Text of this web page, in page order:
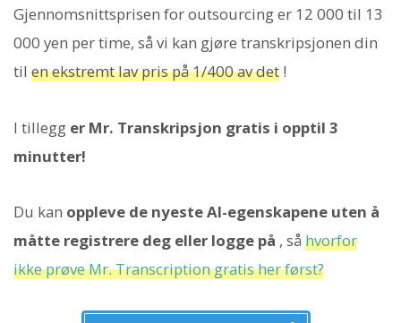
Gjennomsnittsprisen for outsourcing er 12 000 til 13
000 yen per time, så vi kan gjøre transkripsjonen din
til en ekstremt lav pris på 1/400 av det !
I tillegg er Mr. Transkripsjon gratis i opptil 3
minutter!
Du kan oppleve de nyeste AI-egenskapene uten å
måtte registrere deg eller logge på , så hvorfor
ikke prøve Mr. Transcription gratis her først?